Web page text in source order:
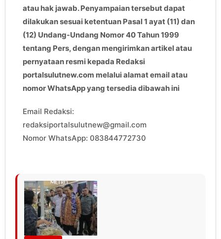
atau hak jawab. Penyampaian tersebut dapat
dilakukan sesuai ketentuan Pasal 1 ayat (11) dan
(12) Undang-Undang Nomor 40 Tahun 1999
tentang Pers, dengan mengirimkan artikel atau
pernyataan resmi kepada Redaksi
portalsulutnew.com melalui alamat email atau
nomor WhatsApp yang tersedia dibawah ini
Email Redaksi:
redaksiportalsulutnew@gmail.com
Nomor WhatsApp: 083844772730